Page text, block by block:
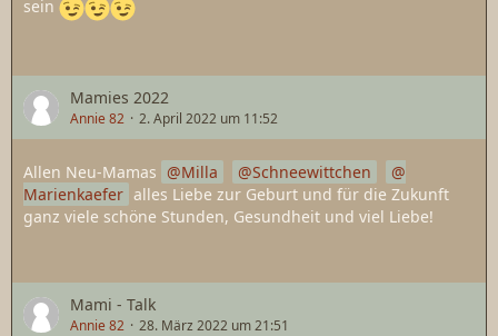
sein
Mamies 2022
Annie 82 2. April 2022 um 11:52
Allen Neu-Mamas Milla
Schneewittchen
Marienkaefer alles Liebe zur Geburt und für die Zukunft
ganz viele schöne Stunden, Gesundheit und viel Liebe!
Mami - Talk
Annie 82 28. März 2022 um 21:51